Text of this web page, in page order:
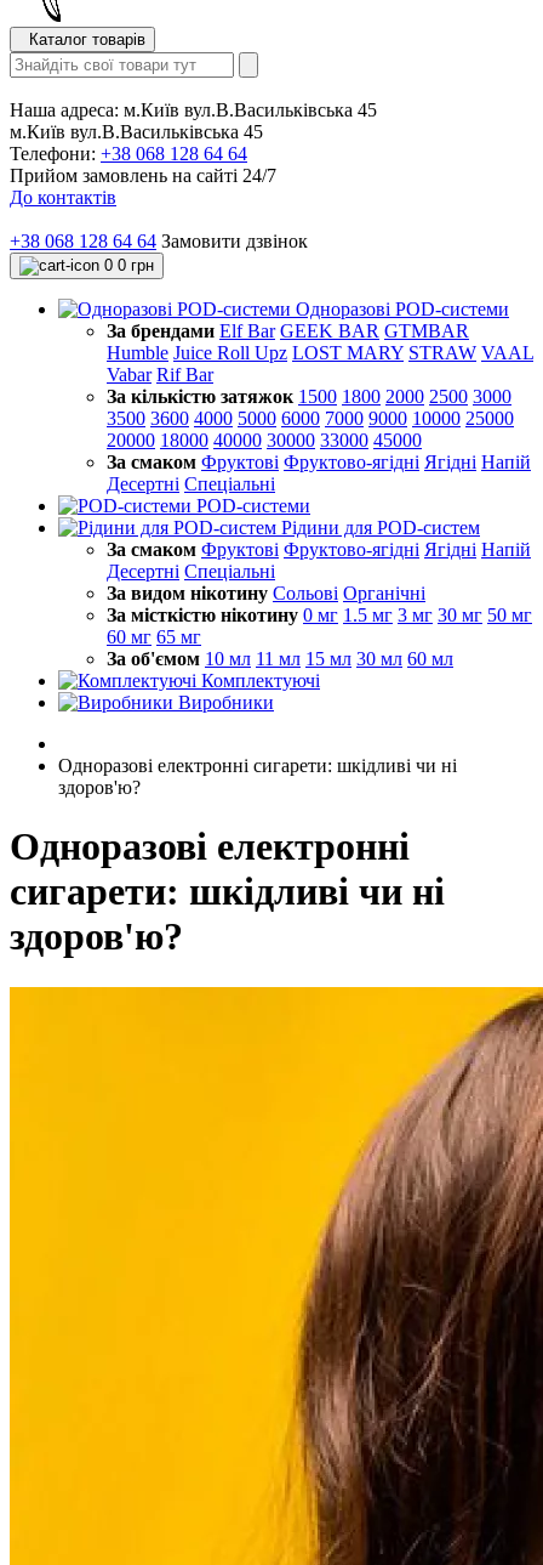
Каталог товарів
Наша адреса: м.Київ вул.В.Васильківська 45
м.Київ вул.В.Васильківська 45
Телефони: +38 068 128 64 64
Прийом замовлень на сайті 24/7
До контактів
+38 068 128 64 64 Замовити дзвінок
0 0 грн
Одноразові POD-системи
За брендами Elf Bar GEEK BAR GTMBAR
Humble Juice Roll Upz LOST MARY STRAW VAAL
Vabar Rif Bar
За кількістю затяжок 1500 1800 2000 2500 3000
3500 3600 4000 5000 6000 7000 9000 10000 25000
20000 18000 40000 30000 33000 45000
За смаком Фруктові Фруктово-ягідні Ягідні Напій
Десертні Спеціальні
POD-системи
Рідини для POD-систем
За смаком Фруктові Фруктово-ягідні Ягідні Напій
Десертні Спеціальні
За видом нікотину Сольові Органічні
За місткістю нікотину 0 мг 1.5 мг 3 мг 30 мг 50 мг
60 мг 65 мг
За об'ємом 10 мл 11 мл 15 мл 30 мл 60 мл
Комплектуючі
Виробники
Одноразові електронні сигарети: шкідливі чи ні
здоров'ю?
Одноразові електронні
сигарети: шкідливі чи ні
здоров'ю?